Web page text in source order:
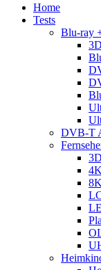
Close
Menu
Home
Tests
Blu-ray
DVB-T